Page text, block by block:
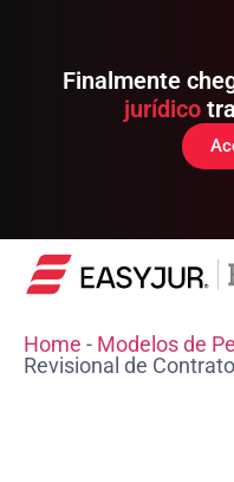
Finalmente
jurídico
Home - Modelos de
Revisional de